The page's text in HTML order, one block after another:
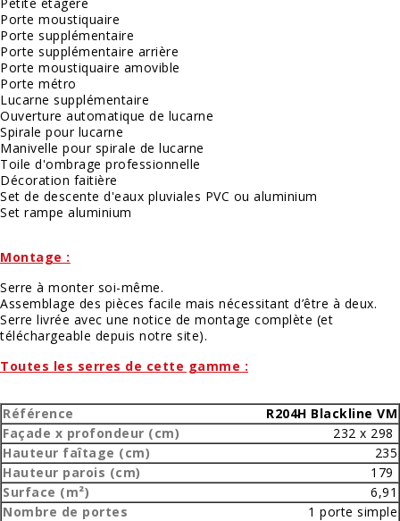
Porte moustiquaire
Porte supplémentaire
Porte supplémentaire arrière
Porte moustiquaire amovible
Porte métro
Lucarne supplémentaire
Ouverture automatique de lucarne
Spirale pour lucarne
Manivelle pour spirale de lucarne
Toile d'ombrage professionnelle
Décoration faitière
Set de descente d'eaux pluviales PVC ou aluminium
Set rampe aluminium
Montage :
Serre à monter soi-même.
Assemblage des pièces facile mais nécessitant d’être à deux.
Serre livrée avec une notice de montage complète (et
téléchargeable depuis notre site).
Toutes les serres de cette gamme :
R204H Blackline VM
232 x 298
235
179
6,91
1 porte simple